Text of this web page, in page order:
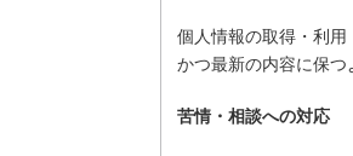
個人情報の取得・利
かつ最新の内容に保つ
苦情・相談への対応